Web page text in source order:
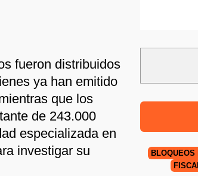
fueron distribuidos
ya han emitido
que los
de 243.000
especializada en
investigar su
BLOQUEOS